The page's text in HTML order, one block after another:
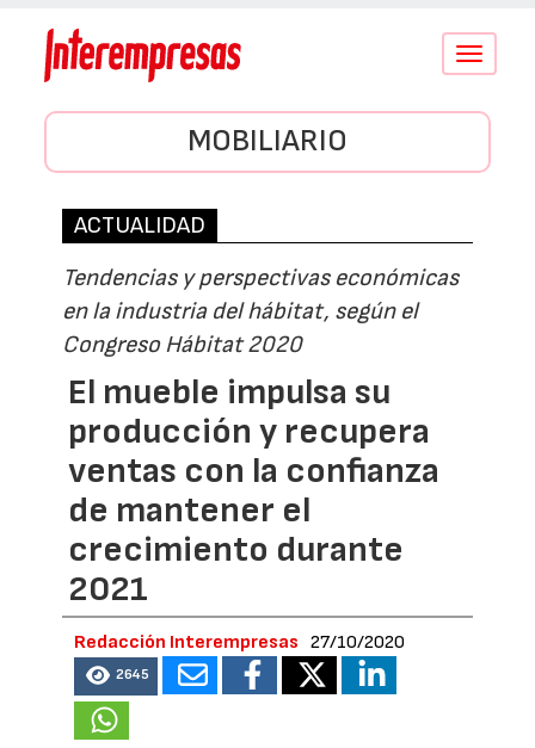
Conmutar
MOBILIARIO
ACTUALIDAD
Tendencias y perspectivas económicas
en la industria del hábitat, según el
Congreso Hábitat 2020
El mueble impulsa su
producción y recupera
ventas con la confianza
de mantener el
crecimiento durante
2021
Redacción Interempresas 27/10/2020
2645